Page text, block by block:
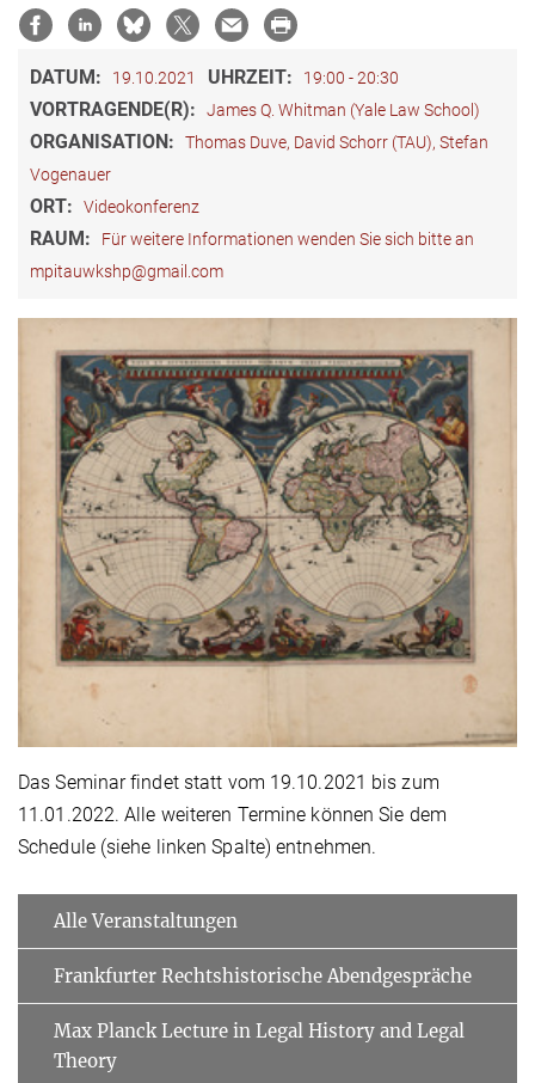
DATUM: 19.10.2021 UHRZEIT: 19:00 - 20:30
VORTRAGENDE(R): James Q. Whitman (Yale Law School)
ORGANISATION:
Thomas Duve, David Schorr (TAU), Stefan
Vogenauer
ORT: Videokonferenz
RAUM:
Für weitere Informationen wenden Sie sich bitte an
mpitauwkshp@gmail.com
Das Seminar findet statt vom 19.10.2021 bis zum
11.01.2022. Alle weiteren Termine können Sie dem
Schedule (siehe linken Spalte) entnehmen.
Alle Veranstaltungen
Frankfurter Rechtshistorische Abendgespräche
Max Planck Lecture in Legal History and Legal
Theory